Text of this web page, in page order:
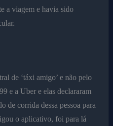
a viagem e havia sido
de ‘táxi amigo’ e não pelo
e a Uber e elas declararam
de corrida dessa pessoa para
o aplicativo, foi para lá